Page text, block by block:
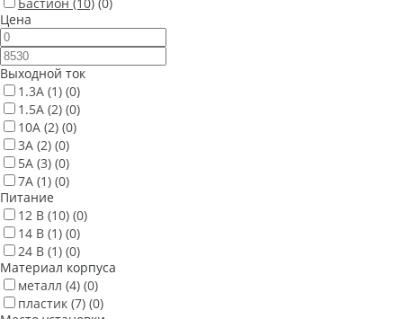
Бастион (10) (0)
Цена
Выходной ток
1.3А (1) (0)
1.5А (2) (0)
10А (2) (0)
3А (2) (0)
5А (3) (0)
7А (1) (0)
Питание
12 В (10) (0)
14 В (1) (0)
24 В (1) (0)
Материал корпуса
металл (4) (0)
пластик (7) (0)